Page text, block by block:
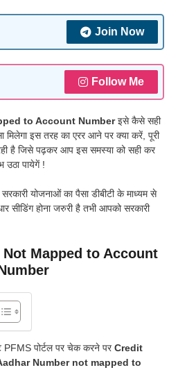
Join Now
Follow Me
to Account Numberइसे कैसे सही
मिलेगा इस तरह का एरर आने पर क्या करें, पूरी
रही है जिसे पढ़कर आप इस समस्या को सही कर
उठा पायेगें !
योजनाओं का पैसा डीबीटी के माध्यम से
होना जरुरी है तभी आपको सरकारी
Mapped to Account
PFMS पोर्टल पर चेक करने परCredit
Number not mapped to